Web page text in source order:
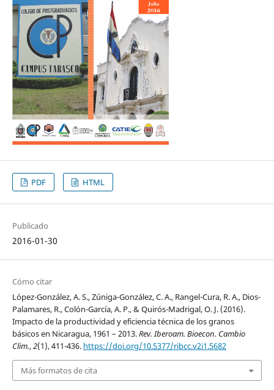
PDF HTML
Publicado
2016-01-30
Cómo citar
López-González, A. S., Zúniga-González, C. A., Rangel-Cura, R. A., Dios-
Palamares, R., Colón-García, A. P., & Quirós-Madrigal, O. J. (2016).
Impacto de la productividad y eficiencia técnica de los granos
básicos en Nicaragua, 1961 – 2013.Rev. Iberoam. Bioecon. Cambio
Clim.,2(1), 411-436. https://doi.org/10.5377/ribcc.v2i1.5682
Más formatos de cita